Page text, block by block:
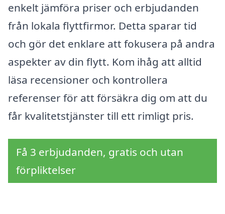
enkelt jämföra priser och erbjudanden
från lokala flyttfirmor. Detta sparar tid
och gör det enklare att fokusera på andra
aspekter av din flytt. Kom ihåg att alltid
läsa recensioner och kontrollera
referenser för att försäkra dig om att du
får kvalitetstjänster till ett rimligt pris.
Få 3 erbjudanden, gratis och utan
förpliktelser